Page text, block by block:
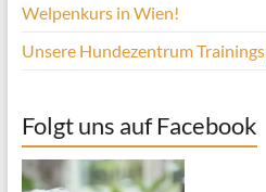
Welpenkurs in Wien!
Unsere Hundezentrum
Folgt uns auf Facebook